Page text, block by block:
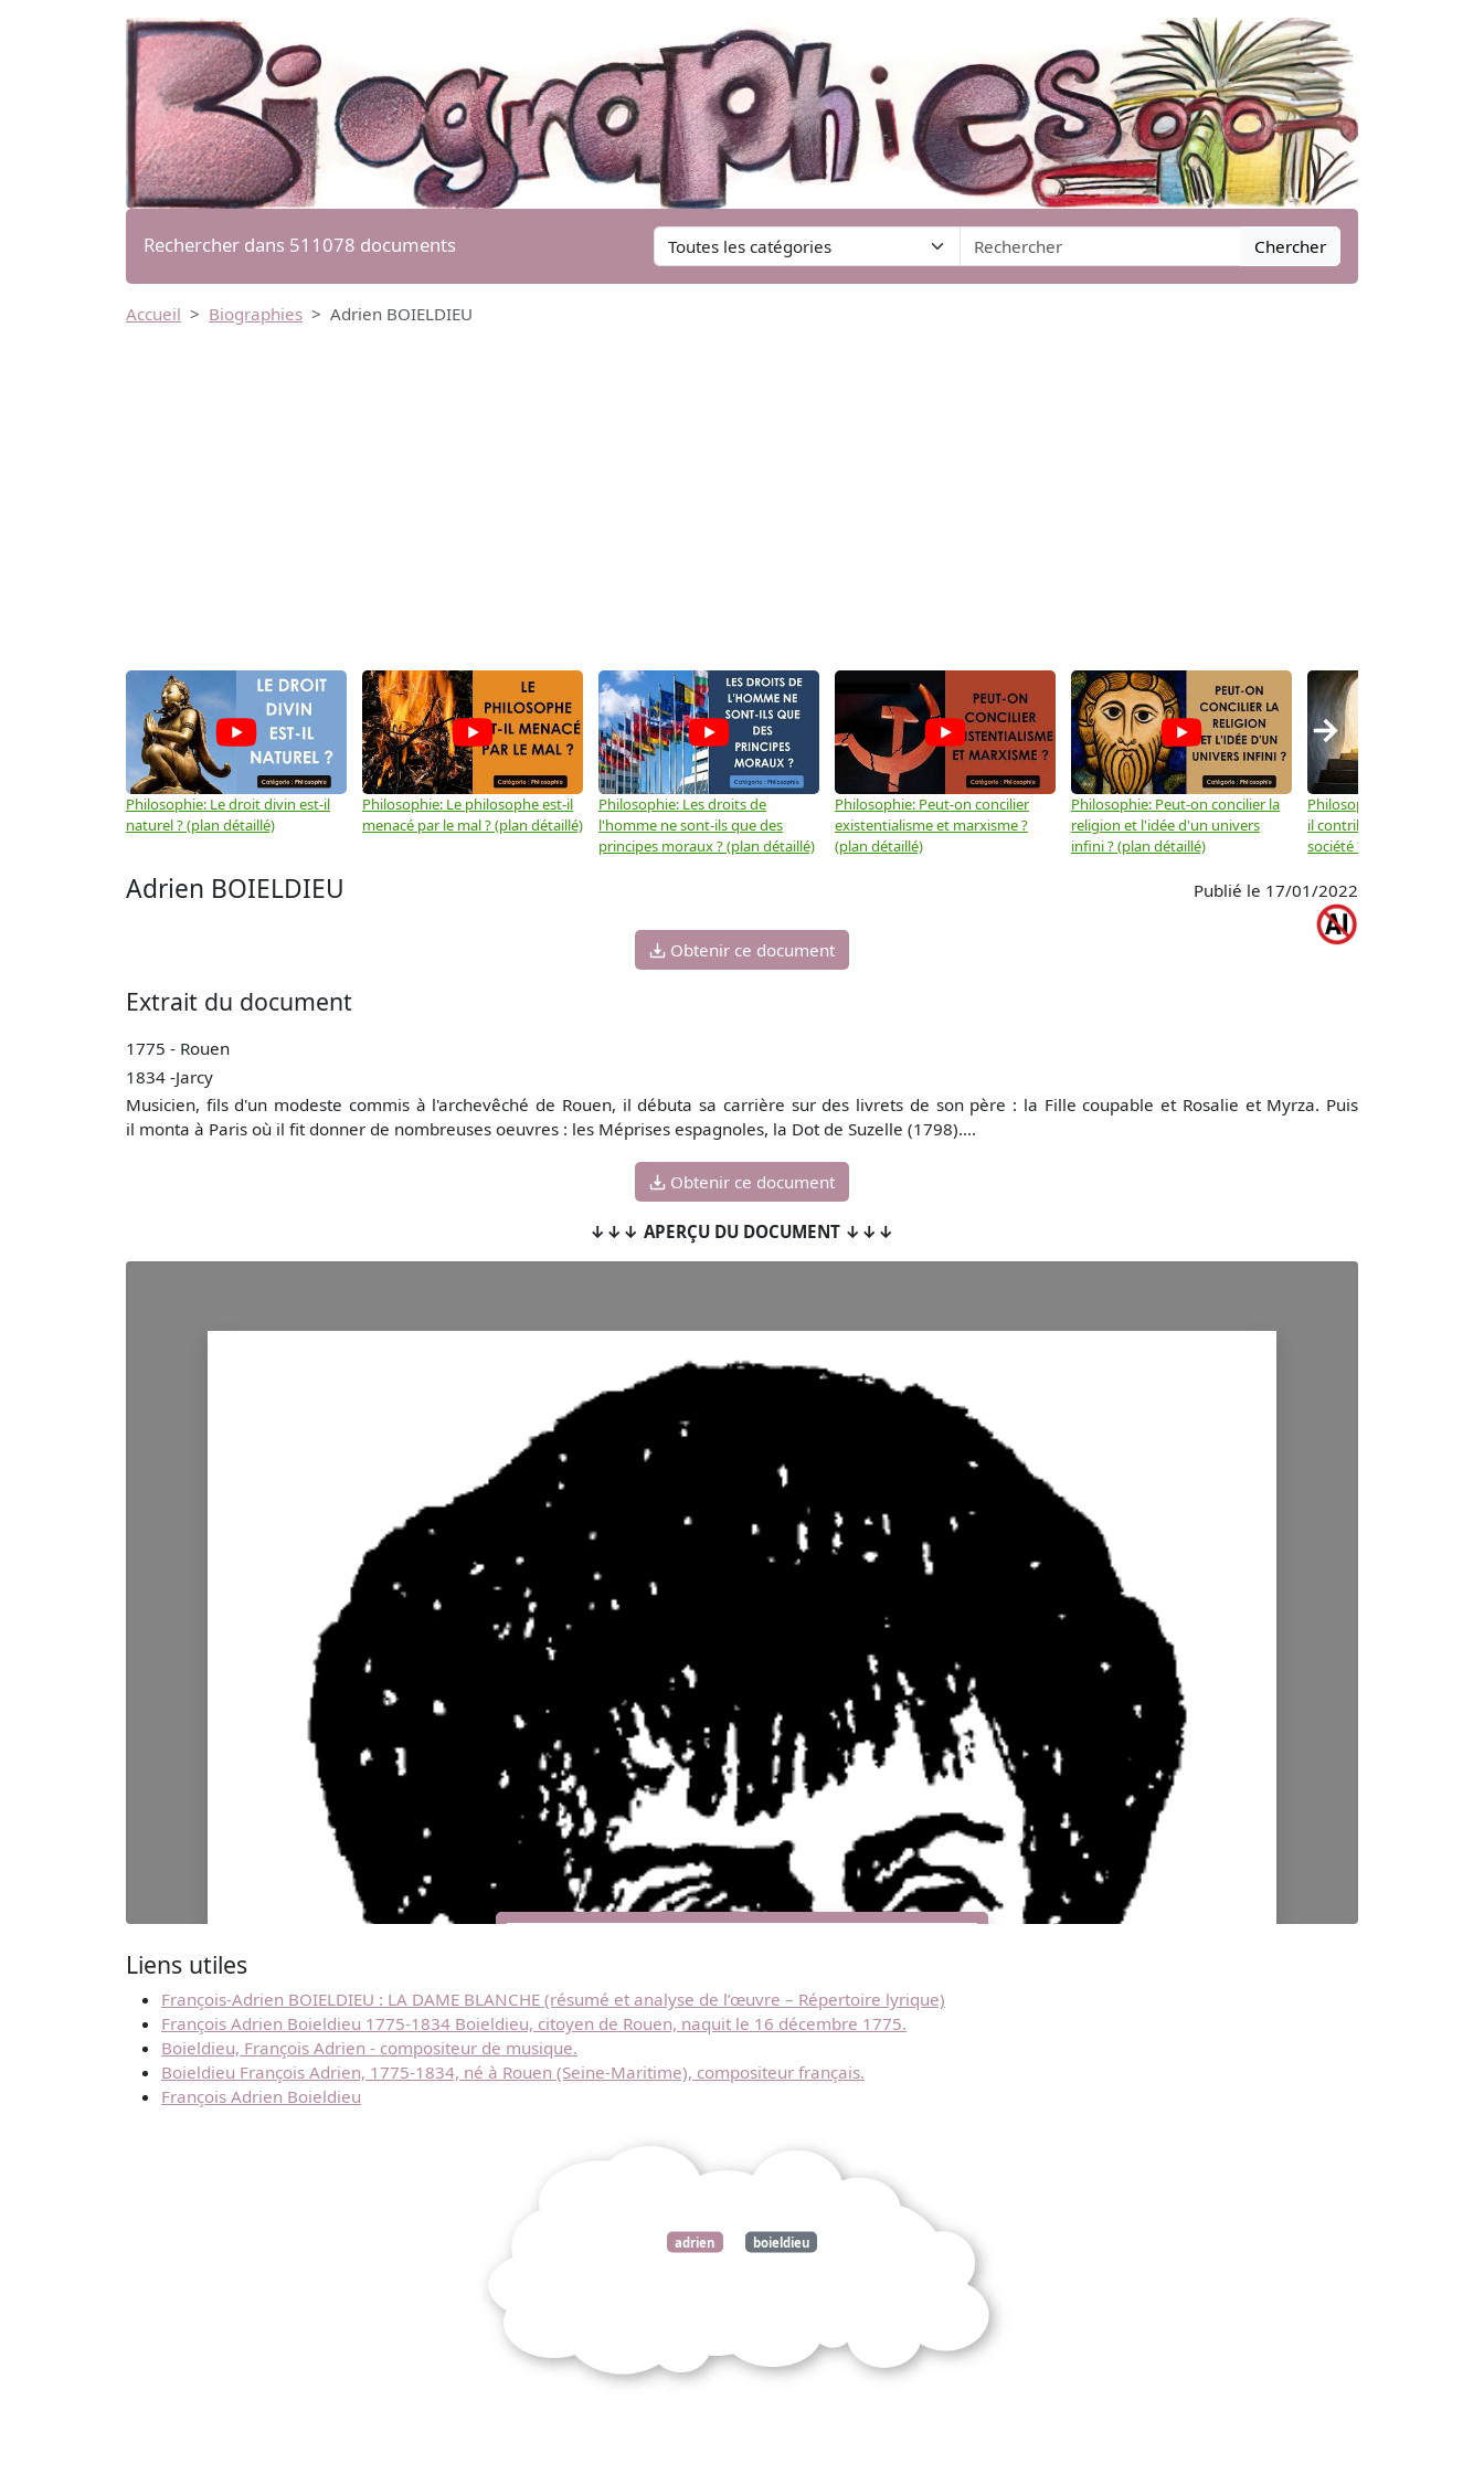
Rechercher dans 511078 documents Chercher
Accueil Biographies Adrien BOIELDIEU
Philosophie: Le droit divin est-il
naturel ? (plan détaillé)
Philosophie: Le philosophe est-il
menacé par le mal ? (plan détaillé)
Philosophie: Les droits de
l'homme ne sont-ils que des
principes moraux ? (plan détaillé)
Philosophie: Peut-on concilier
existentialisme et marxisme ?
(plan détaillé)
Philosophie: Peut-on concilier la
religion et l'idée d'un univers
infini ? (plan détaillé)
Philosophie: Le
il contribuer au progrès de
société ? (plan détaillé)
→
Adrien BOIELDIEU Publié le 17/01/2022
Obtenir ce document
Extrait du document
1775 - Rouen
1834 -Jarcy
Musicien, fils d'un modeste commis à l'archevêché de Rouen, il débuta sa carrière sur des livrets de son père : la Fille coupable et Rosalie et Myrza. Puis
il monta à Paris où il fit donner de nombreuses oeuvres : les Méprises espagnoles, la Dot de Suzelle (1798)....
Obtenir ce document
↓↓↓ APERÇU DU DOCUMENT ↓↓↓
Télécharger
gratuitement ce
document
Liens utiles
François-Adrien BOIELDIEU : LA DAME BLANCHE (résumé et analyse de l’œuvre – Répertoire lyrique)
François Adrien Boieldieu 1775-1834 Boieldieu, citoyen de Rouen, naquit le 16 décembre 1775.
Boieldieu, François Adrien - compositeur de musique.
Boieldieu François Adrien, 1775-1834, né à Rouen (Seine-Maritime), compositeur français.
François Adrien Boieldieu
adrien boieldieu